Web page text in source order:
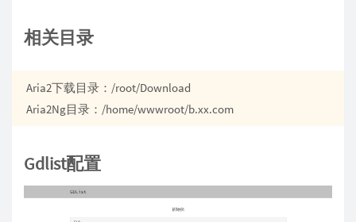
相关目录
Aria2下载目录：/root/Download
Aria2Ng目录：/home/wwwroot/b.xx.com
Gdlist配置